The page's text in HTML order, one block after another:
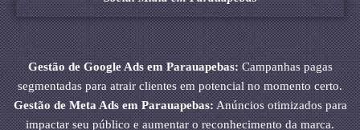
Gestão de Google Ads em Parauapebas:Campanhas pagas
segmentadas para atrair clientes em potencial no momento certo.
Gestão de Meta Ads em Parauapebas:Anúncios otimizados para
impactar seu público e aumentar o reconhecimento da marca.